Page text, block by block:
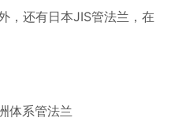
，还有日本JIS管法兰，在
体系管法兰